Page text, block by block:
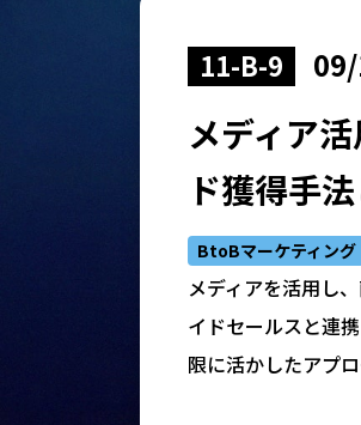
11-B-9
メディア
ド獲得手
BtoBマーケティング
メディアを活用し
イドセールスと連
限に活かしたアプ